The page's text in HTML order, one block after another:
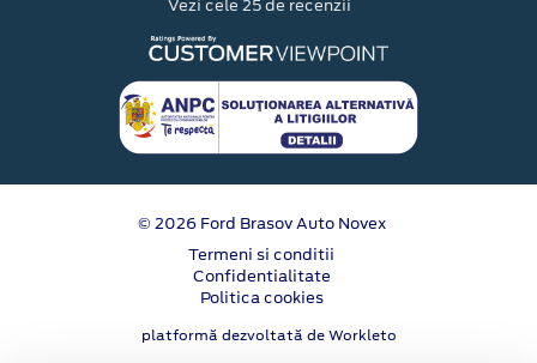
Vezi cele 25 de recenzii
© 2026 Ford Brasov Auto Novex
Termeni si conditii
Confidentialitate
Politica cookies
platformă dezvoltată de Workleto